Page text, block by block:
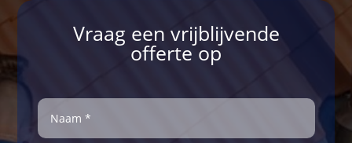
Vraag een vrijblijvende
offerte op